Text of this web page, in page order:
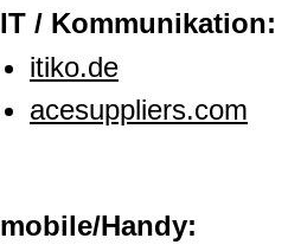
IT / Kommunikation:
itiko.de
acesuppliers.com
mobile/Handy: